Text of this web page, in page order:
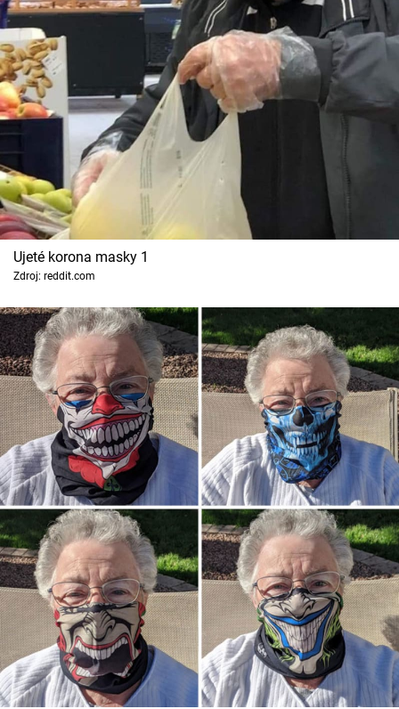
Cool Esport
Pořady
TV Program
Sledujte prima+
Přihlášení
Sledujte nás
Ujeté korona masky 1
Zdroj: reddit.com